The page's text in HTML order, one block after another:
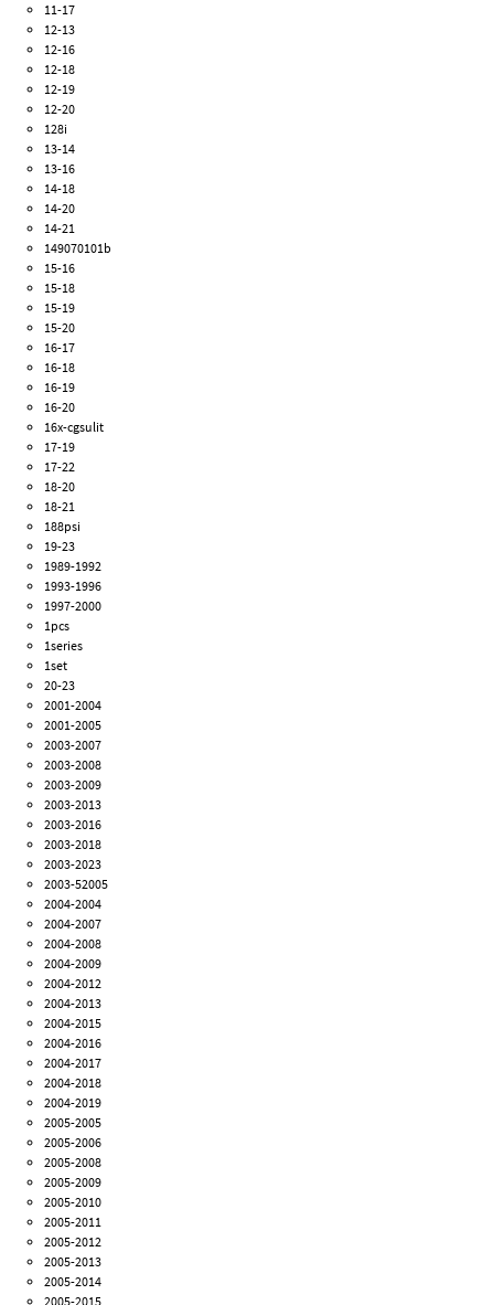
11-17
12-13
12-16
12-18
12-19
12-20
128i
13-14
13-16
14-18
14-20
14-21
149070101b
15-16
15-18
15-19
15-20
16-17
16-18
16-19
16-20
16x-cgsulit
17-19
17-22
18-20
18-21
188psi
19-23
1989-1992
1993-1996
1997-2000
1pcs
1series
1set
20-23
2001-2004
2001-2005
2003-2007
2003-2008
2003-2009
2003-2013
2003-2016
2003-2018
2003-2023
2003-52005
2004-2004
2004-2007
2004-2008
2004-2009
2004-2012
2004-2013
2004-2015
2004-2016
2004-2017
2004-2018
2004-2019
2005-2005
2005-2006
2005-2008
2005-2009
2005-2010
2005-2011
2005-2012
2005-2013
2005-2014
2005-2015